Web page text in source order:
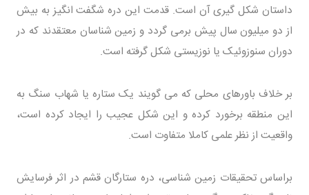
داستان شکل گیری آن است. قدمت این دره شگفت انگیز به بیش
از دو میلیون سال پیش برمی گردد و زمین شناسان معتقدند که در
دوران سنوزوئیک یا نوزیستی شکل گرفته است.
بر خلاف باورهای محلی که می گویند یک ستاره یا شهاب سنگ به
این منطقه برخورد کرده و این شکل عجیب را ایجاد کرده است،
واقعیت از نظر علمی کاملا متفاوت است.
براساس تحقیقات زمین شناسی، دره ستارگان قشم در اثر فرسایش